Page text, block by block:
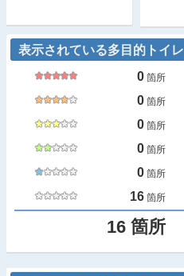
表示されている多目的トイレ
0 箇所
0 箇所
0 箇所
0 箇所
0 箇所
16 箇所
16 箇所